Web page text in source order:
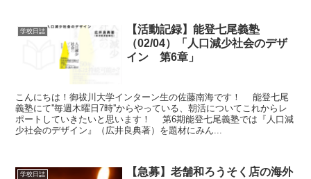
学校日誌
【活動記録】能登七尾義塾
（02/04）「人口減少社会のデザ
イン 第6章」
こんにちは！御祓川大学インターン生の佐藤南海です！ 能登七尾
義塾にて''毎週木曜日7時''からやっている、朝活についてこれからレ
ポートしていきたいと思います！ 第6期能登七尾義塾では『人口減
少社会のデザイン』（広井良典著）を題材にみん...
学校日誌
【急募】老舗和ろうそく店の海外